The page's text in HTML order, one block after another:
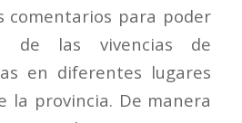
comentarios para poder
de las vivencias de
en diferentes lugares
la provincia. De manera